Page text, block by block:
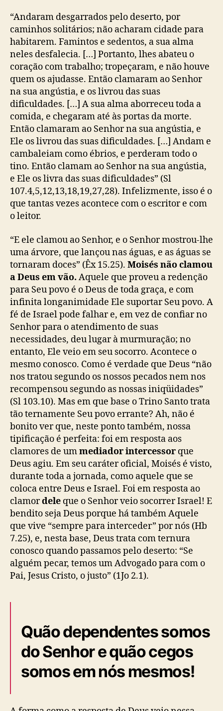
“Andaram desgarrados pelo deserto, por
caminhos solitários; não acharam cidade para
habitarem. Famintos e sedentos, a sua alma
neles desfalecia. […] Portanto, lhes abateu o
coração com trabalho; tropeçaram, e não houve
quem os ajudasse. Então clamaram ao Senhor
na sua angústia, e os livrou das suas
dificuldades. […] A sua alma aborreceu toda a
comida, e chegaram até às portas da morte.
Então clamaram ao Senhor na sua angústia, e
Ele os livrou das suas dificuldades. […] Andam e
cambaleiam como ébrios, e perderam todo o
tino. Então clamam ao Senhor na sua angústia,
e Ele os livra das suas dificuldades” (Sl
107.4,5,12,13,18,19,27,28). Infelizmente, isso é o
que tantas vezes acontece com o escritor e com
o leitor.
“E ele clamou ao Senhor, e o Senhor mostrou-lhe
uma árvore, que lançou nas águas, e as águas se
tornaram doces” (Êx 15.25). Moisés não clamou
a Deus em vão. Aquele que proveu a redenção
para Seu povo é o Deus de toda graça, e com
infinita longanimidade Ele suportar Seu povo. A
fé de Israel pode falhar e, em vez de confiar no
Senhor para o atendimento de suas
necessidades, deu lugar à murmuração; no
entanto, Ele veio em seu socorro. Acontece o
mesmo conosco. Como é verdade que Deus “não
nos tratou segundo os nossos pecados nem nos
recompensou segundo as nossas iniqüidades”
(Sl 103.10). Mas em que base o Trino Santo trata
tão ternamente Seu povo errante? Ah, não é
bonito ver que, neste ponto também, nossa
tipificação é perfeita: foi em resposta aos
clamores de ummediador intercessor que
Deus agiu. Em seu caráter oficial, Moisés é visto,
durante toda a jornada, como aquele que se
coloca entre Deus e Israel. Foi em resposta ao
clamordele que o Senhor veio socorrer Israel! E
bendito seja Deus porque há também Aquele
que vive “sempre para interceder” por nós (Hb
7.25), e, nesta base, Deus trata com ternura
conosco quando passamos pelo deserto: “Se
alguém pecar, temos um Advogado para com o
Pai, Jesus Cristo, o justo” (1Jo 2.1).
Quão dependentes somos
do Senhor e quão cegos
somos em nós mesmos!